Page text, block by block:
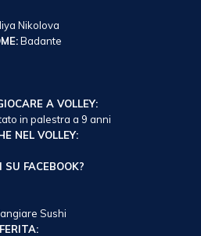
Nikolova
Badante
A VOLLEY:
in palestra a 9 anni
NEL VOLLEY:
FACEBOOK?
Sushi